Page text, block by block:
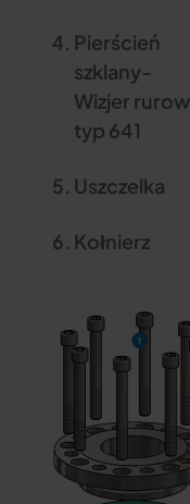
Pierścień
szklany-
Wizjer
typ 641
Uszczelka
Kołnierz